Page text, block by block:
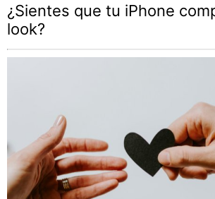
¿Sientes que tu iPhone
look?